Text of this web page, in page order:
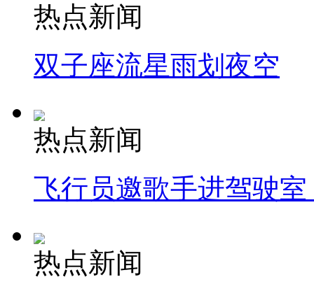
热点新闻
双子座流星雨划夜空
热点新闻
飞行员邀歌手进驾驶
热点新闻